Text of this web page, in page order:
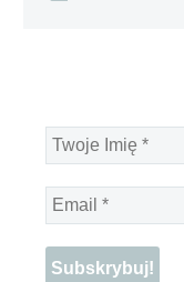
Twoje
Imię
*
Email
*